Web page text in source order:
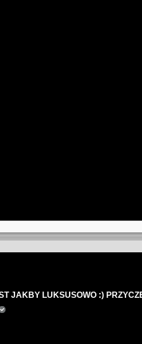
JAKBY LUKSUSOWO :)